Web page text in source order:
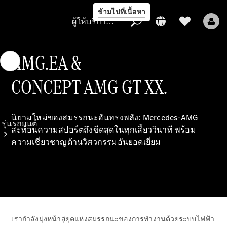
ข้ามไปที่เนื้อหา
ผู้ให้บริการ/
รุ่นรถยนต์
ผู้ให้บริการ/การคุ้มครองข้อมูล
AMG.EA &
CONCEPT AMG GT XX.
นิยามใหม่ของสมรรถนะอันทรงพลัง: Mercedes-AMG
สะท้อนความสปอร์ตถึงขีดสุดในทุกเสี้ยววินาที พร้อม
ความเชี่ยวชาญด้านวิศวกรรมอันยอดเยี่ยม
เรากำลังมุ่งหน้าสู่ยุคแห่งสมรรถนะของการทำงานด้วยระบบไฟฟ้า